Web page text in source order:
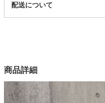
タワー
522805
2色
原産国
配送について
商品詳細